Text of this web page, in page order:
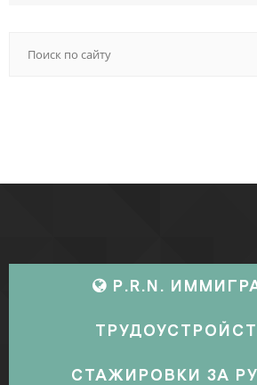
P.R.N.
СТАЖИРОВКИ ЗА